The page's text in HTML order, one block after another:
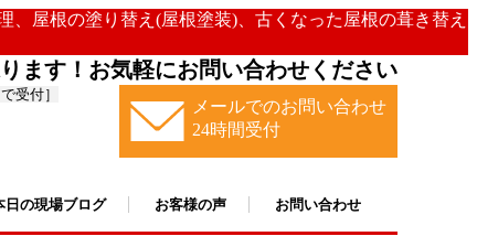
屋根の塗り替え(屋根塗装)、古くなった屋根の葺き替え
ます！お気軽にお問い合わせください
受付］
メールでのお問い合わせ
24時間受付
日の現場ブログ お客様の声 お問い合わせ